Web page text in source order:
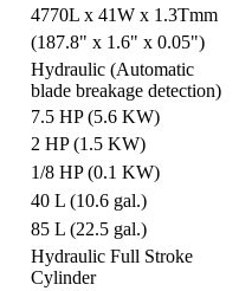
4770L x 41W x 1.3Tmm
(187.8" x 1.6" x 0.05")
Hydraulic (Automatic
blade breakage detection)
7.5 HP (5.6 KW)
2 HP (1.5 KW)
1/8 HP (0.1 KW)
40 L (10.6 gal.)
85 L (22.5 gal.)
Hydraulic Full Stroke
Cylinder